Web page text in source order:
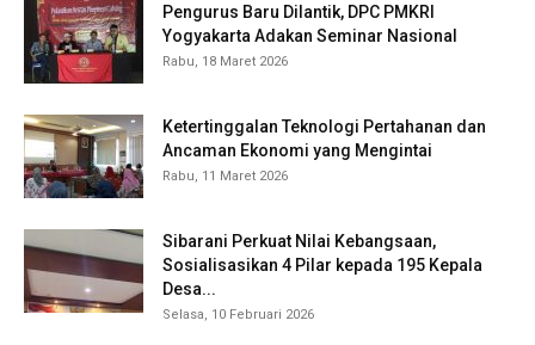
Pengurus Baru Dilantik, DPC PMKRI
Yogyakarta Adakan Seminar Nasional
Rabu, 18 Maret 2026
Ketertinggalan Teknologi Pertahanan dan
Ancaman Ekonomi yang Mengintai
Rabu, 11 Maret 2026
Sibarani Perkuat Nilai Kebangsaan,
Sosialisasikan 4 Pilar kepada 195 Kepala
Desa...
Selasa, 10 Februari 2026